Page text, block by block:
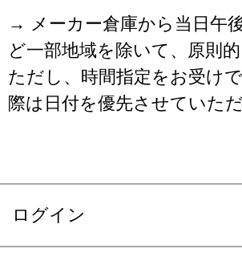
→ メーカー倉庫から当日午
ど一部地域を除いて、原則
ただし、時間指定をお受け
際は日付を優先させていただ
ログイン